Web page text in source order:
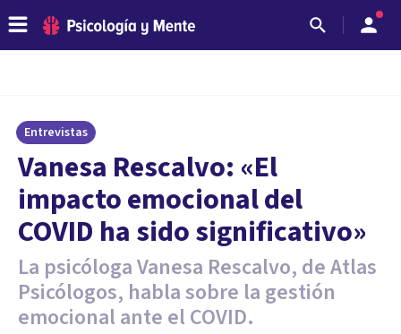
Entrevistas
Vanesa Rescalvo: «El
impacto emocional del
COVID ha sido significativo»
La psicóloga Vanesa Rescalvo, de Atlas
Psicólogos, habla sobre la gestión
emocional ante el COVID.